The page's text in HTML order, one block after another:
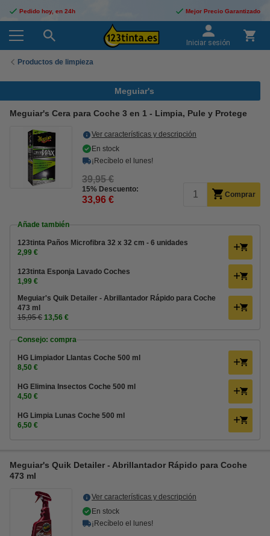
Pedido hoy, en 24h Mejor Precio Garantizado
Iniciar sesión
Productos de limpieza
Meguiar's
Meguiar's Cera para Coche 3 en 1 - Limpia, Pule y Protege
Ver características y descripción
En stock
¡Recíbelo el lunes!
39,95 €
15% Descuento:
33,96 € Comprar
Añade también
123tinta Paños Microfibra 32 x 32 cm - 6 unidades
2,99 €
123tinta Esponja Lavado Coches
1,99 €
Meguiar's Quik Detailer - Abrillantador Rápido para Coche
473 ml
15,95 € 13,56 €
Consejo: compra
HG Limpiador Llantas Coche 500 ml
8,50 €
HG Elimina Insectos Coche 500 ml
4,50 €
HG Limpia Lunas Coche 500 ml
6,50 €
Meguiar's Quik Detailer - Abrillantador Rápido para Coche
473 ml
Ver características y descripción
En stock
¡Recíbelo el lunes!